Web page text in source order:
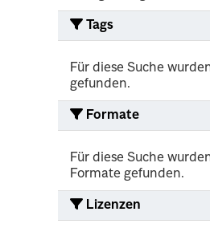
Tags
Für diese Suche
gefunden.
Formate
Für diese Suche
Formate gefunden.
Lizenzen